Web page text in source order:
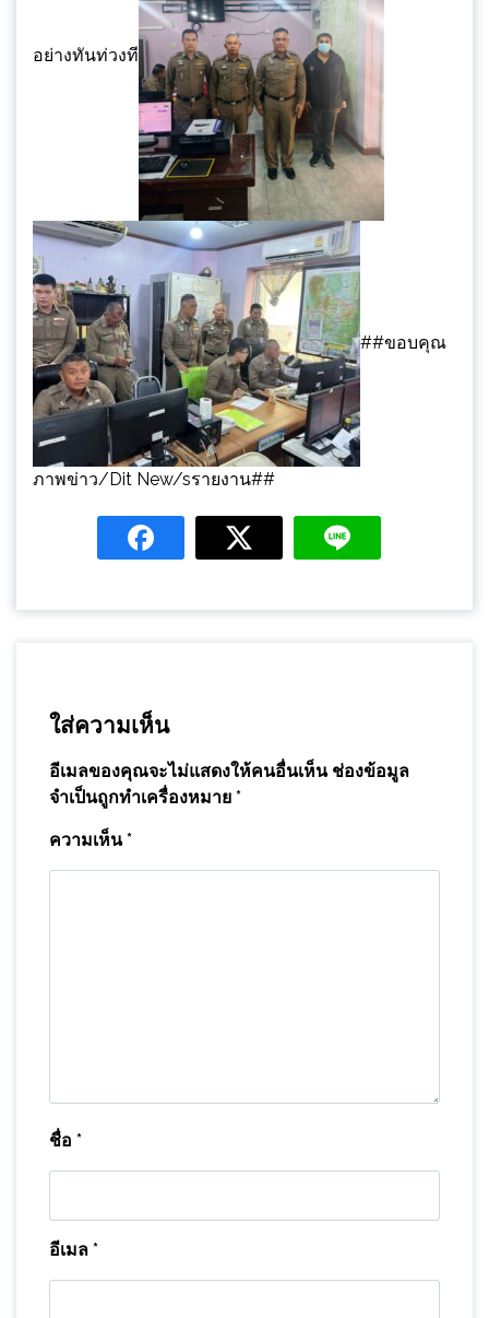
อย่างทันท่วงที
##ขอบคุณ
ภาพข่าว/Dit New/sรายงาน##
ใส่ความเห็น
อีเมลของคุณจะไม่แสดงให้คนอื่นเห็น ช่องข้อมูล
จำเป็นถูกทำเครื่องหมาย *
ความเห็น*
ชื่อ *
อีเมล *